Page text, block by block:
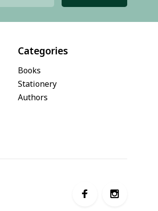
Categories
Books
Stationery
Authors